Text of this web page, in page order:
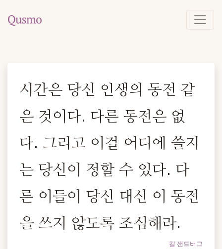
시간은 당신 인생의 동전 같
은 것이다. 다른 동전은 없
다. 그리고 이걸 어디에 쓸지
는 당신이 정할 수 있다. 다
른 이들이 당신 대신 이 동전
을 쓰지 않도록 조심해라.
칼 샌드버그